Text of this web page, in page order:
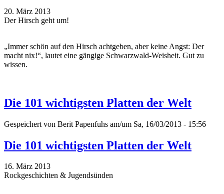
20. März 2013
Der Hirsch geht um!
„Immer schön auf den Hirsch achtgeben, aber keine Angst: Der
macht nix!“, lautet eine gängige Schwarzwald-Weisheit. Gut zu
wissen.
Die 101 wichtigsten Platten der Welt
Gespeichert von Berit Papenfuhs am/um Sa, 16/03/2013 - 15:56
Die 101 wichtigsten Platten der Welt
16. März 2013
Rockgeschichten & Jugendsünden